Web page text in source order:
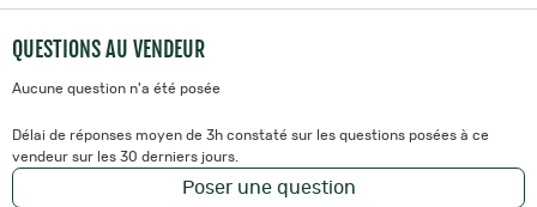
QUESTIONS AU VENDEUR
Aucune question n'a été posée
Délai de réponses moyen de 3h constaté sur les questions posées à ce
vendeur sur les 30 derniers jours.
Poser une question